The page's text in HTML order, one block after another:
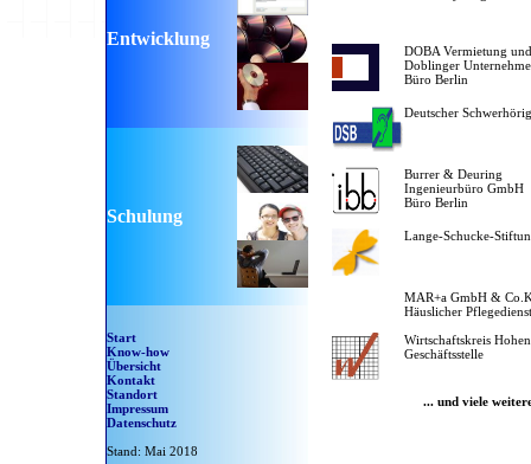
Entwicklung
Schulung
Start
Know-how
Übersicht
Kontakt
Standort
Impressum
Datenschutz
Stand: Mai 2018
DOBA Vermietung
Doblinger
Büro Berlin
Deutscher
Burrer & Deuring
Ingenieurbüro GmbH
Büro Berlin
Lange-Schucke-
MAR+a GmbH &
Häuslicher
Wirtschaftskreis
Geschäftsstelle
... und viele